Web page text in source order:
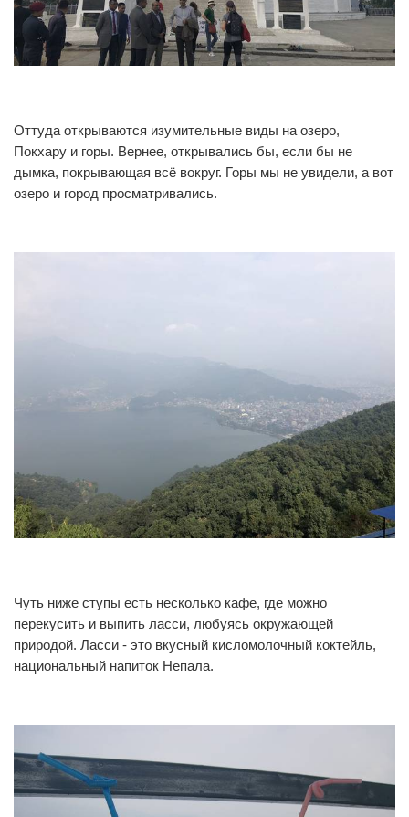
Оттуда открываются изумительные виды на озеро,
Покхару и горы. Вернее, открывались бы, если бы не
дымка, покрывающая всё вокруг. Горы мы не увидели, а вот
озеро и город просматривались.
Чуть ниже ступы есть несколько кафе, где можно
перекусить и выпить ласси, любуясь окружающей
природой. Ласси - это вкусный кисломолочный коктейль,
национальный напиток Непала.